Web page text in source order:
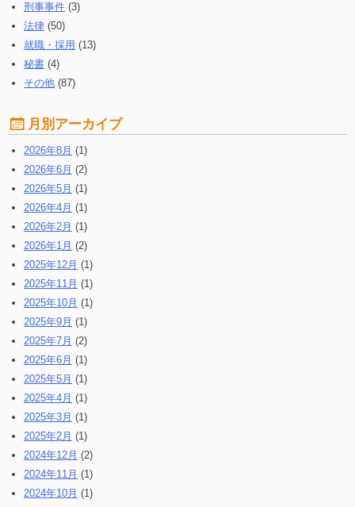
刑事事件 (3)
法律 (50)
就職・採用 (13)
秘書 (4)
その他 (87)
月別アーカイブ
2026年8月 (1)
2026年6月 (2)
2026年5月 (1)
2026年4月 (1)
2026年2月 (1)
2026年1月 (2)
2025年12月 (1)
2025年11月 (1)
2025年10月 (1)
2025年9月 (1)
2025年7月 (2)
2025年6月 (1)
2025年5月 (1)
2025年4月 (1)
2025年3月 (1)
2025年2月 (1)
2024年12月 (2)
2024年11月 (1)
2024年10月 (1)